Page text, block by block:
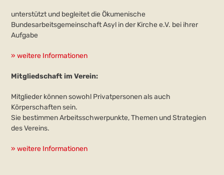
unterstützt und begleitet die Ökumenische
Bundesarbeitsgemeinschaft Asyl in der Kirche e.V. bei ihrer
Aufgabe
» weitere Informationen
Mitgliedschaft im Verein:
Mitglieder können sowohl Privatpersonen als auch
Körperschaften sein.
Sie bestimmen Arbeitsschwerpunkte, Themen und Strategien
des Vereins.
» weitere Informationen